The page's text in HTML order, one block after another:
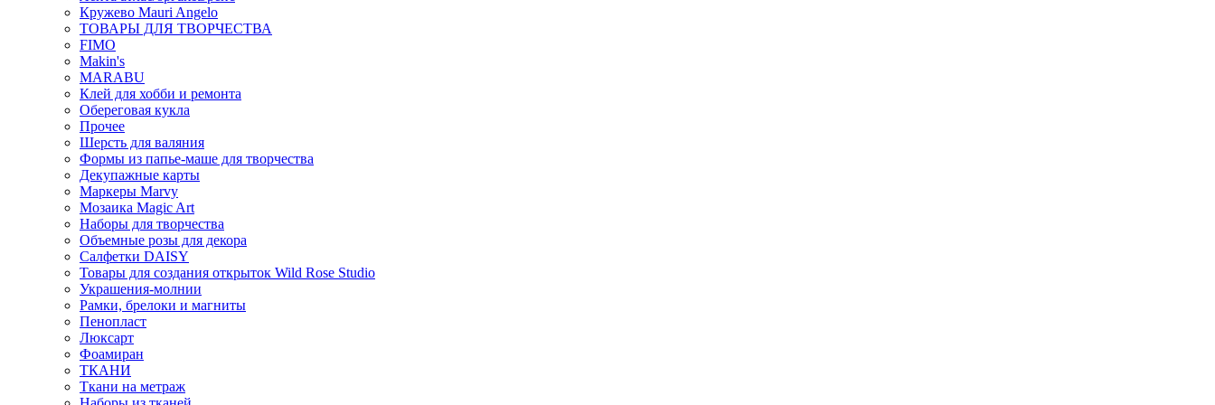
Кружево Mauri Angelo
ТОВАРЫ ДЛЯ ТВОРЧЕСТВА
FIMO
Makin's
MARABU
Клей для хобби и ремонта
Обереговая кукла
Прочее
Шерсть для валяния
Формы из папье-маше для творчества
Декупажные карты
Маркеры Marvy
Мозаика Magic Art
Наборы для творчества
Объемные розы для декора
Салфетки DAISY
Товары для создания открыток Wild Rose Studio
Украшения-молнии
Рамки, брелоки и магниты
Пенопласт
Люксарт
Фоамиран
ТКАНИ
Ткани на метраж